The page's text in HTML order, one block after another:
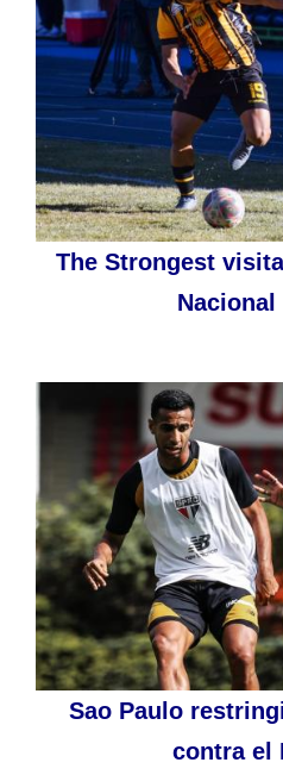
The Strongest
Sao Paulo
contra el